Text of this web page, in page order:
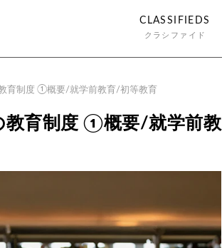
CLASSIFIEDS
クラシファイド
育制度 ①概要/就学前教育/初等教育
教育制度 ①概要/就学前教